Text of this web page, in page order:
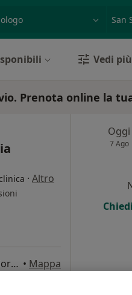
Vedi
Prenota online la
· Altro
Via Alessandro Manzoni 106, San Giorgio a Cremano • Mappa
Oggi
7 Ago